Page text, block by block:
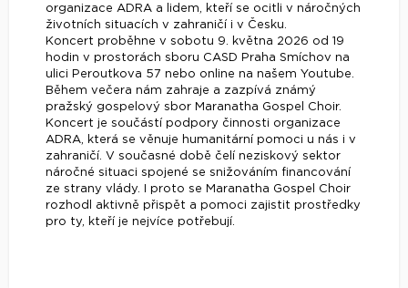
organizace ADRA a lidem, kteří se ocitli v náročných
životních situacích v zahraničí i v Česku.
Koncert proběhne v sobotu 9. května 2026 od 19
hodin v prostorách sboru CASD Praha Smíchov na
ulici Peroutkova 57 nebo online na našem Youtube.
Během večera nám zahraje a zazpívá známý
pražský gospelový sbor Maranatha Gospel Choir.
Koncert je součástí podpory činnosti organizace
ADRA, která se věnuje humanitární pomoci u nás i v
zahraničí. V současné době čelí neziskový sektor
náročné situaci spojené se snižováním financování
ze strany vlády. I proto se Maranatha Gospel Choir
rozhodl aktivně přispět a pomoci zajistit prostředky
pro ty, kteří je nejvíce potřebují.